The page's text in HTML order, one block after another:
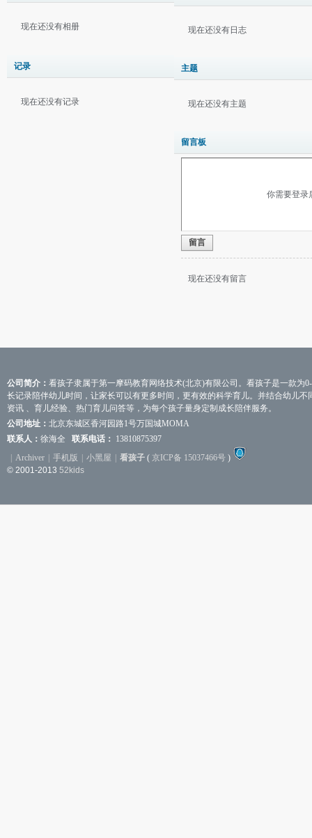
现在还没有相册
记录
现在还没有记录
现在还没有日志
主题
现在还没有主题
留言板
你需要登录
留言
现在还没有留言
公司简介： 看孩子隶属于第一摩码教育网络技术(北京)有限公司。看孩子是一款为
长记录陪伴幼儿时间，让家长可以有更多时间，更有效的科学育儿。并结合幼儿
资讯 、育儿经验、热门育儿问答等，为每个孩子量身定制成长陪伴服务。
公司地址： 北京东城区香河园路1号万国城MOMA
联系人： 徐海全 联系电话：
13810875397
Archiver 手机版 小黑屋 看孩子 ( 京ICP备 15037466号 )
© 2001-2013 52kids